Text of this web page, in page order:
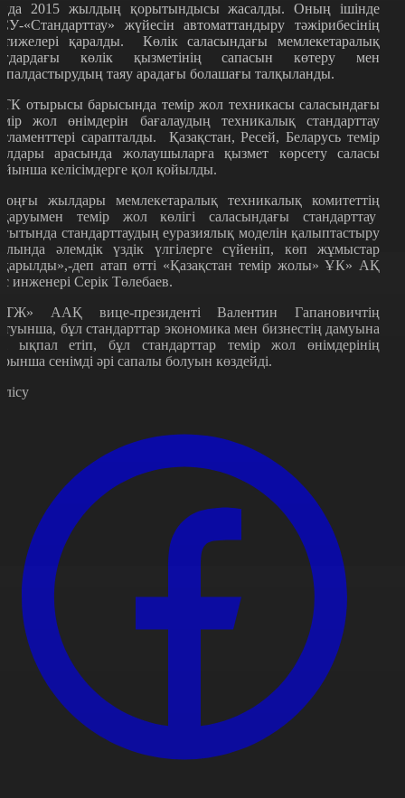
2015 жылдың қорытындысы жасалды. Оның ішінде
«Стандарттау» жүйесін автоматтандыру тәжірибесінің
қаралды. Көлік саласындағы мемлекетаралық
көлік қызметінің сапасын көтеру мен
таяу арадағы болашағы талқыланды.
отырысы барысында темір жол техникасы саласындағы
жол өнімдерін бағалаудың техникалық стандарттау
сарапталды. Қазақстан, Ресей, Беларусь темір
арасында жолаушыларға қызмет көрсету саласы
келісімдерге қол қойылды.
жылдары мемлекетаралық техникалық комитеттің
темір жол көлігі саласындағы стандарттау
стандарттаудың еуразиялық моделін қалыптастыру
әлемдік үздік үлгілерге сүйеніп, көп жұмыстар
деп атап өтті «Қазақстан темір жолы» ҰК» АҚ
инженері Серік Төлебаев.
ААҚ вице-президенті Валентин Гапановичтің
бұл стандарттар экономика мен бизнестің дамуына
ықпал етіп, бұл стандарттар темір жол өнімдерінің
сенімді әрі сапалы болуын көздейді.